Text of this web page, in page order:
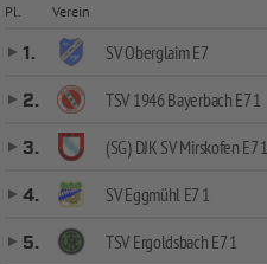
Pl. Verein
1. SV Oberglaim E7
2.
TSV 1946 Bayerbach E7 1
3.
(SG) DJK SV Mirskofen E7 1
4.
SV Eggmühl E7 1
5.
TSV Ergoldsbach E7 1